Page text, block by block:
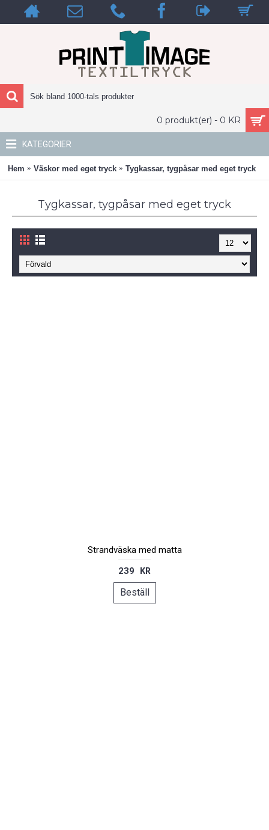
0 produkt(er) - 0 KR
KATEGORIER
Hem Väskor med eget tryck Tygkassar, tygpåsar med eget tryck
Tygkassar, tygpåsar med eget tryck
Strandväska med matta
239 KR
Beställ